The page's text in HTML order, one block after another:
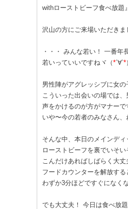
withローストビーフ食べ放題
沢山の方にご来場いただきま
・・・ みんな若い！ 一番年
若いっていいですねヾ（*´∀`*
男性陣がアグレッシブに女の
こういった出会いの場では、
声をかけるのが方がマナーで
いや〜今の若者のみなさん
そんな中、本日のメインディ
ローストビーフを裏でいそい
こんだけあればしばらく大
フードカウンターを解放する
わずか3分ほどですぐになく
でも大丈夫！ 今日は食べ放